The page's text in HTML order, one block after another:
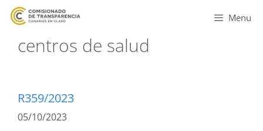
Menu
centros de salud
R359/2023
05/10/2023